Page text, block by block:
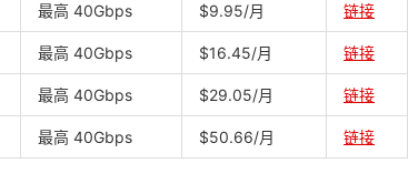
最高 40Gbps $9.95/月 链接
最高 40Gbps $16.45/月 链接
最高 40Gbps $29.05/月 链接
最高 40Gbps $50.66/月 链接